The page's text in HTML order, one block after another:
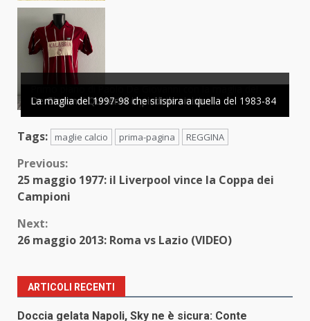
Il particolare …
Primo piano di Paolo De Giovanni con la maglia del
1983-84
De Giovanni secondo in piedi da sinistra
De Giovanni Qui terzo in piedi da sinistra
La maglia del 1997-98 che si ispira a quella del 1983-84
Tags: maglie calcio prima-pagina REGGINA
Continue
Reading
Previous:
25 maggio 1977: il Liverpool vince la Coppa dei
Campioni
Next:
26 maggio 2013: Roma vs Lazio (VIDEO)
ARTICOLI RECENTI
Doccia gelata Napoli, Sky ne è sicura: Conte